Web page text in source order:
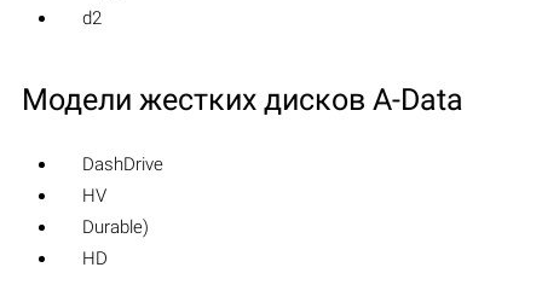
d2
Модели жестких дисков A-Data
DashDrive
HV
Durable)
HD